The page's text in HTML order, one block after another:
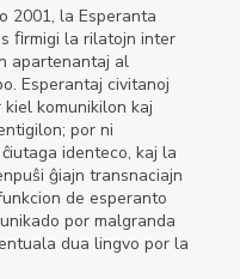
2001, la Esperanta
ﬁrmigi la rilatojn inter
apartenantaj al
Esperantaj civitanoj
komunikilon kaj
por ni
identeco, kaj la
ĝiajn transnaciajn
de esperanto
por malgranda
dua lingvo por la